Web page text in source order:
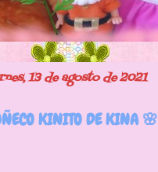
13 de agosto de 2021
KINITO DE KINA 🌸